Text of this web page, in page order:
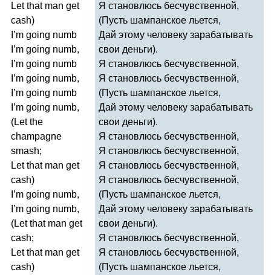
Let that man get
cash)
’m going numb
’m going numb,
’m going numb
’m going numb,
’m going numb
’m going numb,
(Let the
champagne
smash;
Let that man get
cash)
’m going numb,
’m going numb,
(Let that man get
cash;
Let that man get
cash)
Я становлюсь бесчувственной,
(Пусть шампанское льется,
Дай этому человеку зарабатывать
свои деньги).
Я становлюсь бесчувственной,
Я становлюсь бесчувственной,
(Пусть шампанское льется,
Дай этому человеку зарабатывать
свои деньги).
Я становлюсь бесчувственной,
Я становлюсь бесчувственной,
Я становлюсь бесчувственной,
Я становлюсь бесчувственной,
(Пусть шампанское льется,
Дай этому человеку зарабатывать
свои деньги).
Я становлюсь бесчувственной,
Я становлюсь бесчувственной,
(Пусть шампанское льется,